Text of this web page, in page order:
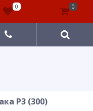
Р3 (300)
0 0